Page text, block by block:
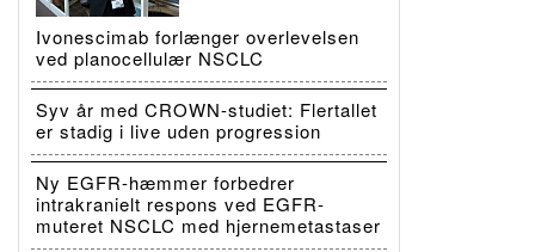
Ivonescimab forlænger overlevelsen
ved planocellulær NSCLC
Syv år med CROWN-studiet: Flertallet
er stadig i live uden progression
Ny EGFR-hæmmer forbedrer
intrakranielt respons ved EGFR-
muteret NSCLC med hjernemetastaser